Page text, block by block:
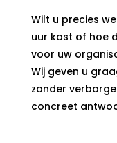
Wilt u precies
uur kost of hoe
voor uw
Wij geven u
zonder
concreet